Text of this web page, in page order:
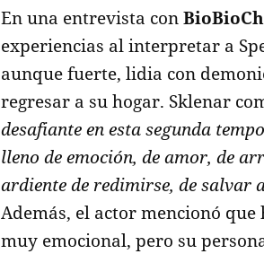
En una entrevista con
experiencias al interpretar a
aunque fuerte, lidia con
regresar a su hogar. Sklenar
desafiante en esta segunda
lleno de emoción, de amor, de
ardiente de redimirse, de salvar
Además, el actor mencionó
muy emocional, pero su